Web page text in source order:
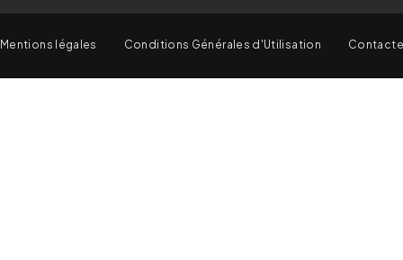
Mentions légales Conditions Générales d'Utilisation